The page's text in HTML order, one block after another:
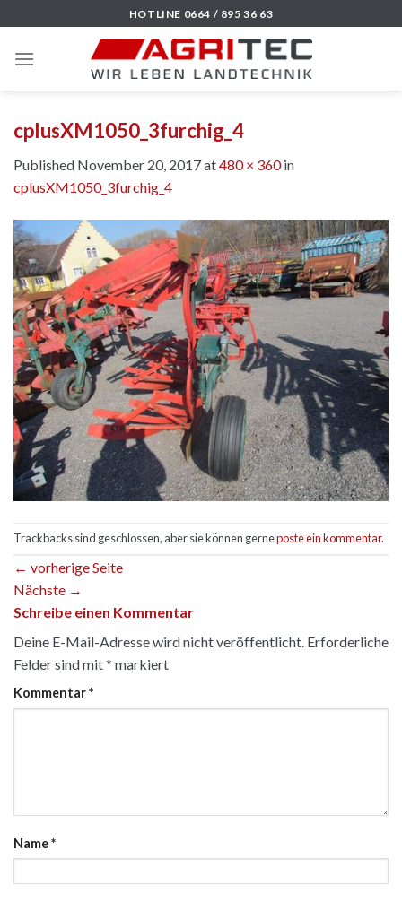
to
content
HOTLINE 0664 / 895 36 63
cplusXM1050_3furchig_4
Published November 20, 2017at480 × 360in
cplusXM1050_3furchig_4
Trackbacks sind geschlossen, aber sie können gerneposte ein kommentar.
← vorherige Seite
Nächste →
Schreibe einen Kommentar
Deine E-Mail-Adresse wird nicht veröffentlicht. Erforderliche
Felder sind mit* markiert
Kommentar*
Name*